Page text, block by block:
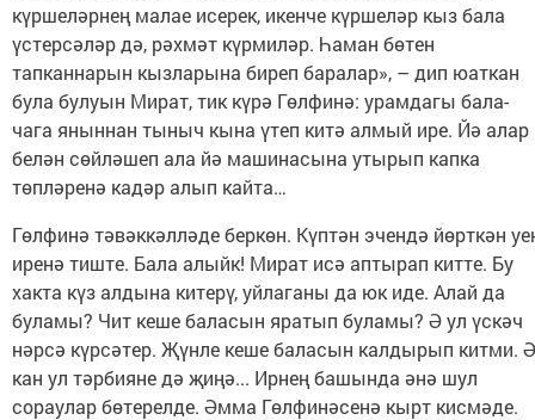
күршеләрнең малае исерек, икенче күршеләр кыз бала
үстерсәләр дә, рәхмәт күрмиләр. Һаман бөтен
тапканнарын кызларына биреп баралар», – дип юаткан
була булуын Мират, тик күрә Гөлфинә: урамдагы бала-
чага яныннан тыныч кына үтеп китә алмый ире. Йә алар
белән сөйләшеп ала йә машинасына утырып капка
төпләренә кадәр алып кайта…
Гөлфинә тәвәккәлләде беркөн. Күптән эчендә йөрткән
иренә тиште. Бала алыйк! Мират исә аптырап китте. Бу
хакта күз алдына китерү, уйлаганы да юк иде. Алай да
буламы? Чит кеше баласын яратып буламы? Ә ул үскәч
нәрсә күрсәтер. Җүнле кеше баласын калдырып китми. Ә
кан ул тәрбияне дә җиңә... Ирнең башында әнә шул
сораулар бөтерелде. Әмма Гөлфинәсенә кырт кисмәде.